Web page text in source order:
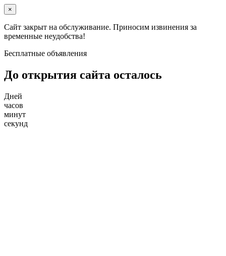
×
Сайт закрыт на обслуживание. Приносим извинения за
временные неудобства!
Бесплатные объявления
До открытия сайта осталось
Дней
часов
минут
секунд